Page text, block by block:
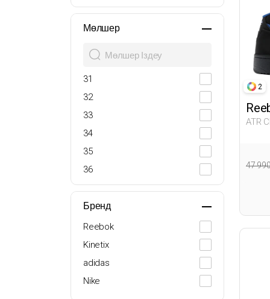
Мөлшер
31
32
33
34
35
36
36.5
37
37.5
38
39
40
Бренд
Reebok
Kinetix
adidas
Nike
2
ATR
47